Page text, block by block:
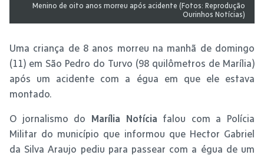
Menino de oito anos morreu após acidente (Fotos: Reprodução
Ourinhos Notícias)
Uma criança de 8 anos morreu na manhã de domingo
(11) em São Pedro do Turvo (98 quilômetros de Marília)
após um acidente com a égua em que ele estava
montado.
O jornalismo do Marília Notícia falou com a Polícia
Militar do município que informou que Hector Gabriel
da Silva Araujo pediu para passear com a égua de um